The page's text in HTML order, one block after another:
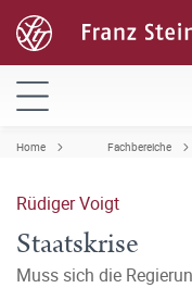
Home Fachbereiche
Rüdiger Voigt
Staatskrise
Muss sich die